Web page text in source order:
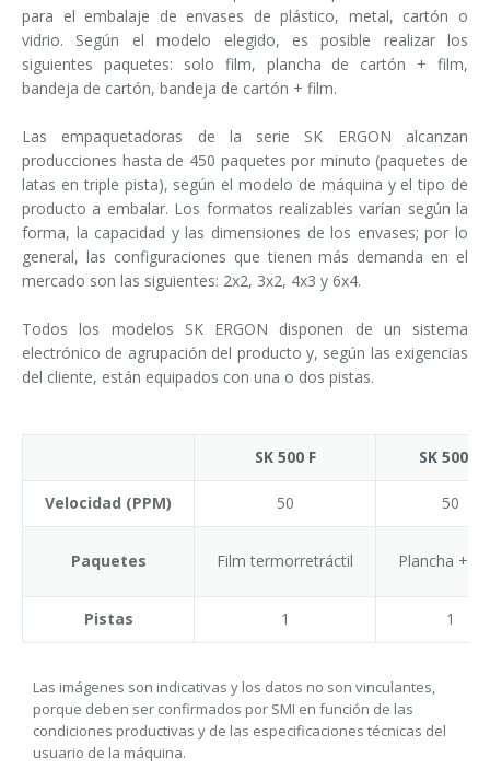
para el embalaje de envases de plástico, metal, cartón o
vidrio. Según el modelo elegido, es posible realizar los
siguientes paquetes: solo film, plancha de cartón + film,
bandeja de cartón, bandeja de cartón + film.
Las empaquetadoras de la serie SK ERGON alcanzan
producciones hasta de 450 paquetes por minuto (paquetes de
latas en triple pista), según el modelo de máquina y el tipo de
producto a embalar. Los formatos realizables varían según la
forma, la capacidad y las dimensiones de los envases; por lo
general, las configuraciones que tienen más demanda en el
mercado son las siguientes: 2x2, 3x2, 4x3 y 6x4.
Todos los modelos SK ERGON disponen de un sistema
electrónico de agrupación del producto y, según las exigencias
del cliente, están equipados con una o dos pistas.
SK 500 F SK 500 P
Velocidad (PPM) 50 50
Paquetes Film termorretráctil Plancha +
Pistas 1 1
Las imágenes son indicativas y los datos no son vinculantes,
porque deben ser confirmados por SMI en función de las
condiciones productivas y de las especificaciones técnicas del
usuario de la máquina.